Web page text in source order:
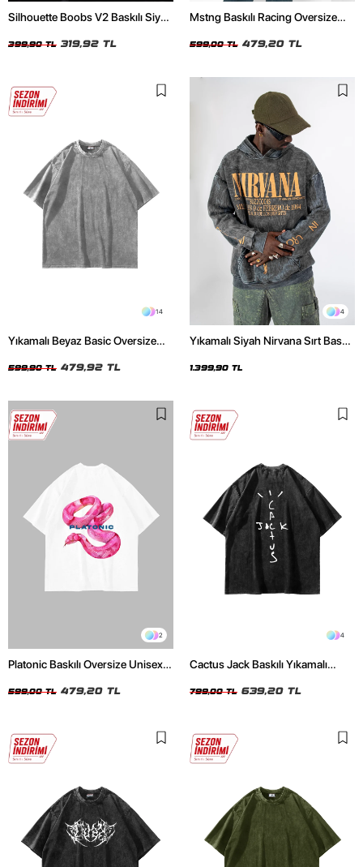
Silhouette Boobs V2 Baskılı Siyah
399,90 TL 319,92 TL
Mstng Baskılı Racing Oversize
599,00 TL 479,20 TL
14
Yıkamalı Beyaz Basic Oversize
599,90 TL 479,92 TL
4
Yıkamalı Siyah Nirvana Sırt Baskılı
1.399,90 TL
2
Platonic Baskılı Oversize Unisex
599,00 TL 479,20 TL
4
Cactus Jack Baskılı Yıkamalı
799,00 TL 639,20 TL